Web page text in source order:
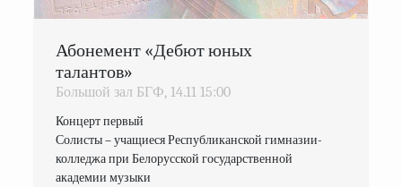
Абонемент «Дебют юных
талантов»
Большой зал БГФ, 14.11 15:00
Концерт первый
Солисты – учащиеся Республиканской гимназии-
колледжа при Белорусской государственной
академии музыки